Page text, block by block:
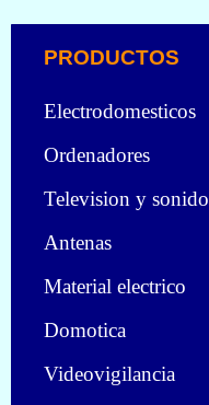
Electrodomesticos
Ordenadores
Television y sonido
Antenas
Material electrico
Domotica
Videovigilancia
PRODUCTOS